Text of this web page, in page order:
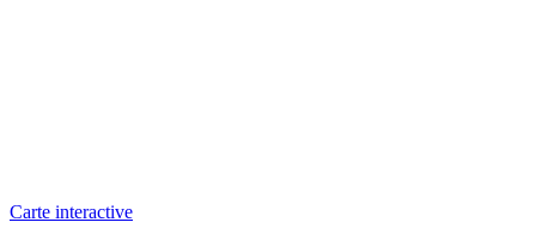
Carte interactive